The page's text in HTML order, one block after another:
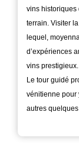
vins historiques
terrain. Visiter
lequel,
d’expériences
vins prestigieux.
Le tour guidé
vénitienne pour
autres